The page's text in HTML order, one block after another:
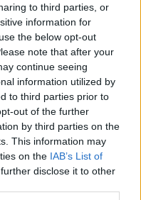
to third parties, or
information for
the below opt-out
note that after your
continue seeing
information utilized by
to third parties prior to
out of the further
by third parties on the
This information may
on the IAB’s List of
disclose it to other